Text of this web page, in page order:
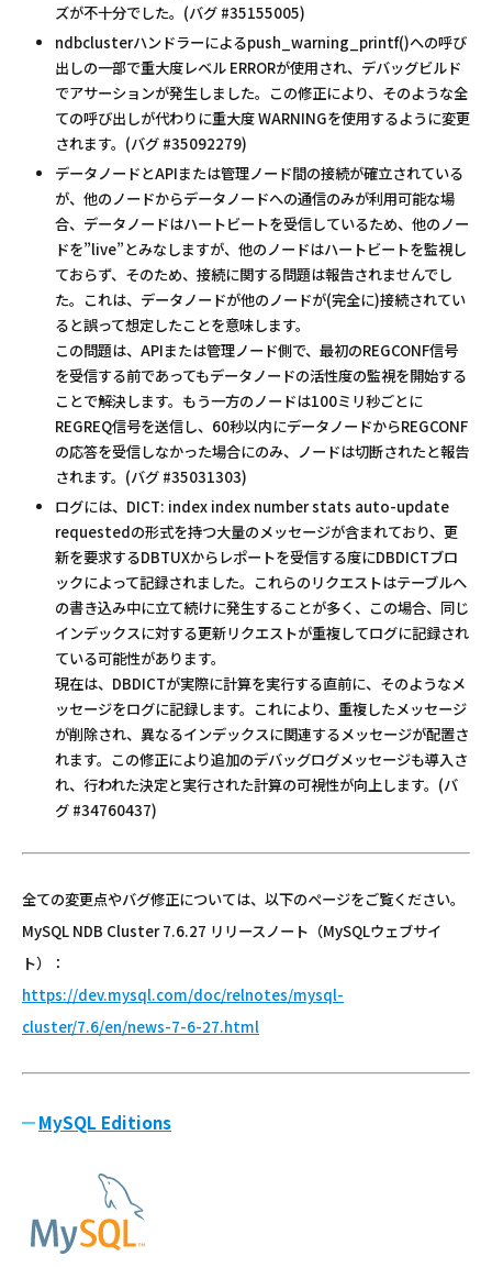
ズが不十分でした。(バグ #35155005)
ndbclusterハンドラーによるpush_warning_printf()への呼び
出しの一部で重大度レベル ERRORが使用され、デバッグビルド
でアサーションが発生しました。この修正により、そのような全
ての呼び出しが代わりに重大度 WARNINGを使用するように変更
されます。(バグ #35092279)
データノードとAPIまたは管理ノード間の接続が確立されている
が、他のノードからデータノードへの通信のみが利用可能な場
合、データノードはハートビートを受信しているため、他のノー
ドを”live”とみなしますが、他のノードはハートビートを監視し
ておらず、そのため、接続に関する問題は報告されませんでし
た。これは、データノードが他のノードが(完全に)接続されてい
ると誤って想定したことを意味します。
この問題は、APIまたは管理ノード側で、最初のREGCONF信号
を受信する前であってもデータノードの活性度の監視を開始する
ことで解決します。もう一方のノードは100ミリ秒ごとに
REGREQ信号を送信し、60秒以内にデータノードからREGCONF
の応答を受信しなかった場合にのみ、ノードは切断されたと報告
されます。(バグ #35031303)
ログには、DICT: index index number stats auto-update
requestedの形式を持つ大量のメッセージが含まれており、更
新を要求するDBTUXからレポートを受信する度にDBDICTブロ
ックによって記録されました。これらのリクエストはテーブルへ
の書き込み中に立て続けに発生することが多く、この場合、同じ
インデックスに対する更新リクエストが重複してログに記録され
ている可能性があります。
現在は、DBDICTが実際に計算を実行する直前に、そのようなメ
ッセージをログに記録します。これにより、重複したメッセージ
が削除され、異なるインデックスに関連するメッセージが配置さ
れます。この修正により追加のデバッグログメッセージも導入さ
れ、行われた決定と実行された計算の可視性が向上します。(バ
グ #34760437)
全ての変更点やバグ修正については、以下のページをご覧ください。
MySQL NDB Cluster 7.6.27 リリースノート（MySQLウェブサイ
ト）：
https://dev.mysql.com/doc/relnotes/mysql-
cluster/7.6/en/news-7-6-27.html
MySQL Editions